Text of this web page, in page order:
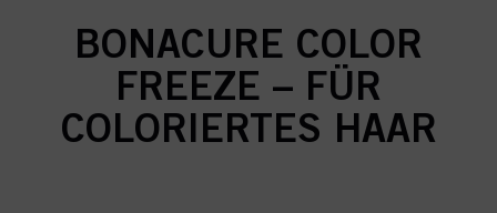
BONACURE COLOR
FREEZE – FÜR
COLORIERTES HAAR